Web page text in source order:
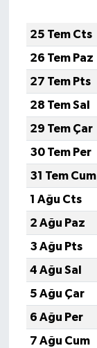
25 Tem Cts
26 Tem Paz
27 Tem Pts
28 Tem Sal
29 Tem Çar
30 Tem Per
31 Tem Cum
1 Ağu Cts
2 Ağu Paz
3 Ağu Pts
4 Ağu Sal
5 Ağu Çar
6 Ağu Per
7 Ağu Cum